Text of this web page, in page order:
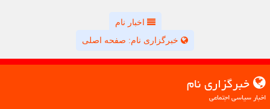
اخبار نام
خبرگزاری نام: صفحه اصلی
خبرگزاری نام
اخبار سیاسی اجتماعی